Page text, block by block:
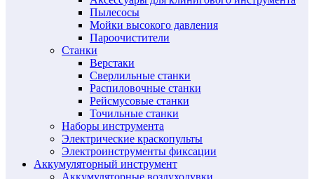
Пылесосы
Мойки высокого давления
Пароочистители
Станки
Верстаки
Сверлильные станки
Распиловочные станки
Рейсмусовые станки
Точильные станки
Наборы инструмента
Электрические краскопульты
Электроинструменты фиксации
Аккумуляторный инструмент
Аккумуляторные воздуходувки